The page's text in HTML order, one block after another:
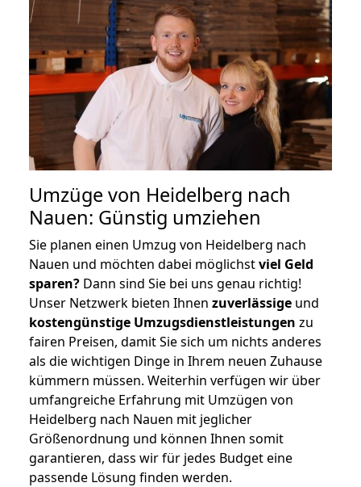
Umzüge von Heidelberg nach
Nauen: Günstig umziehen
Sie planen einen Umzug von Heidelberg nach
Nauen und möchten dabei möglichstviel Geld
sparen? Dann sind Sie bei uns genau richtig!
Unser Netzwerk bieten Ihnen zuverlässige und
kostengünstige Umzugsdienstleistungen zu
fairen Preisen, damit Sie sich um nichts anderes
als die wichtigen Dinge in Ihrem neuen Zuhause
kümmern müssen. Weiterhin verfügen wir über
umfangreiche Erfahrung mit Umzügen von
Heidelberg nach Nauen mit jeglicher
Größenordnung und können Ihnen somit
garantieren, dass wir für jedes Budget eine
passende Lösung finden werden.